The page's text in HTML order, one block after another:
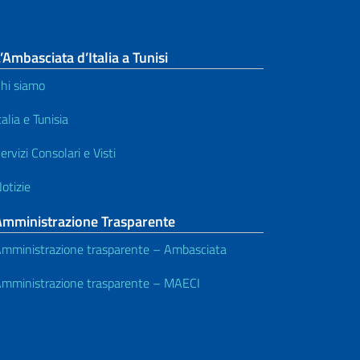
d’Italia a Tunisi
siamo
e Tunisia
Consolari e Visti
Trasparente
trasparente – Ambasciata
trasparente – MAECI